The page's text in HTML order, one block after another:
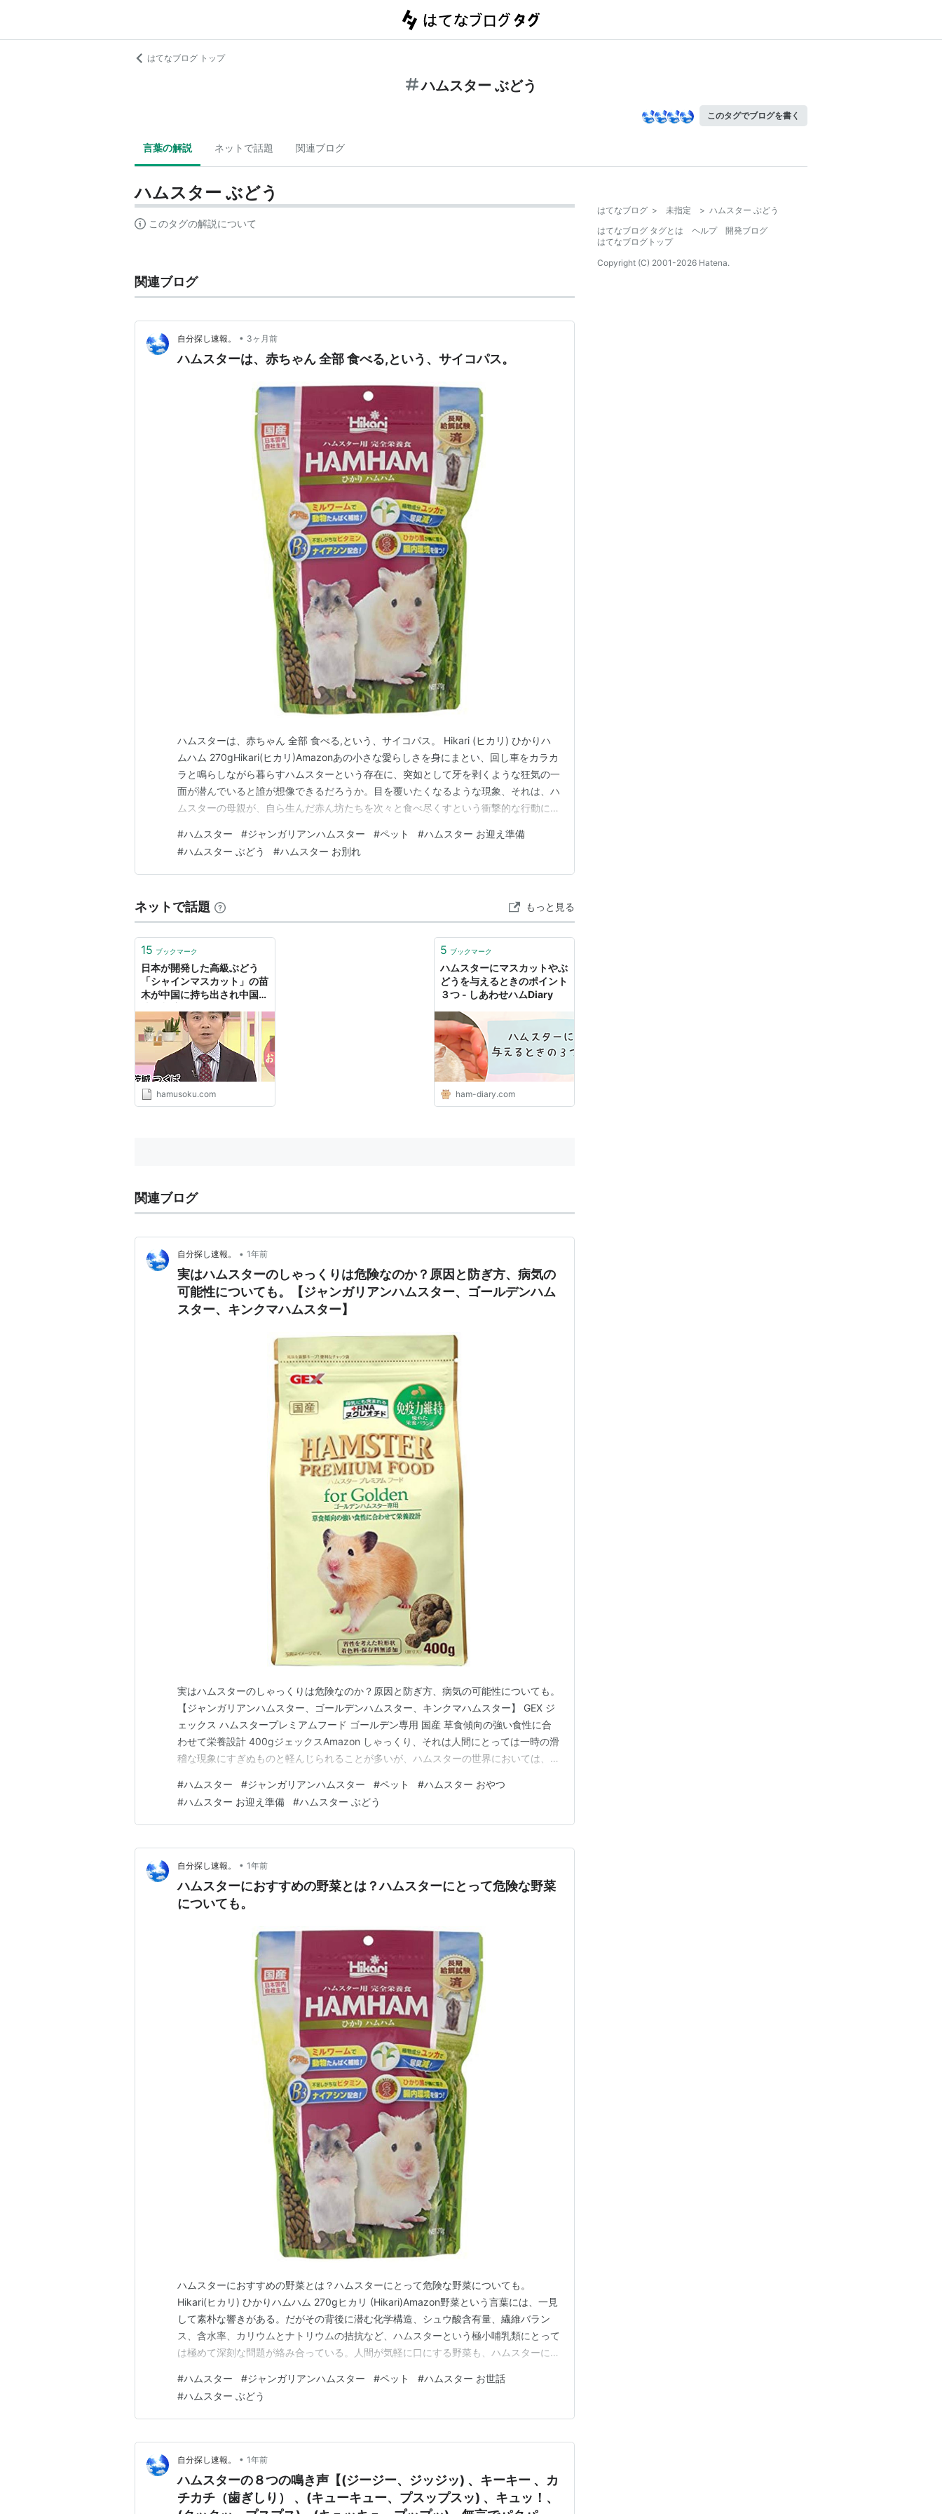
はてなブログ トップ
ハムスター ぶどう
このタグでブログを書く
言葉の解説 ネットで話題 関連ブログ
ハムスター ぶどう
このタグの解説について
関連ブログ
自分探し速報。 • 3ヶ月前
ハムスターは、赤ちゃん 全部 食べる,という、サイコパス。
ハムスターは、赤ちゃん 全部 食べる,という、サイコパス。 Hikari (ヒカリ) ひかりハ
ムハム 270gHikari(ヒカリ)Amazonあの小さな愛らしさを身にまとい、回し車をカラカ
ラと鳴らしながら暮らすハムスターという存在に、突如として牙を剥くような狂気の一
面が潜んでいると誰が想像できるだろうか。目を覆いたくなるような現象、それは、ハ
ムスターの母親が、自ら生んだ赤ん坊たちを次々と食べ尽くすという衝撃的な行動に他
のように静かに淡々と行うその姿には、観察者の倫理観すら凍りつかせる冷徹な空気が
漂っている。サイコパ…
#ハムスター #ジャンガリアンハムスター #ペット #ハムスター お迎え準備
#ハムスター ぶどう #ハムスター お別れ
ネットで話題 もっと見る
15 ブックマーク
日本が開発した高級ぶどう
「シャインマスカット」の苗
木が中国に持ち出され中国各
しまう:ハムスター速報
hamusoku.com
5 ブックマーク
ハムスターにマスカットやぶ
どうを与えるときのポイント
３つ - しあわせハムDiary
ham-diary.com
関連ブログ
自分探し速報。 • 1年前
実はハムスターのしゃっくりは危険なのか？原因と防ぎ方、病気の
可能性についても。【ジャンガリアンハムスター、ゴールデンハム
スター、キンクマハムスター】
実はハムスターのしゃっくりは危険なのか？原因と防ぎ方、病気の可能性についても。
【ジャンガリアンハムスター、ゴールデンハムスター、キンクマハムスター】 GEX ジ
ェックス ハムスタープレミアムフード ゴールデン専用 国産 草食傾向の強い食性に合
わせて栄養設計 400gジェックスAmazon しゃっくり、それは人間にとっては一時の滑
稽な現象にすぎぬものと軽んじられることが多いが、ハムスターの世界においては、そ
ルデンハムスター、キンクマハムスターのいずれも、このしゃっくりらしき挙動を示す
ことがあるが、真にそれがしゃっくりか…
#ハムスター #ジャンガリアンハムスター #ペット #ハムスター おやつ
#ハムスター お迎え準備 #ハムスター ぶどう
自分探し速報。 • 1年前
ハムスターにおすすめの野菜とは？ハムスターにとって危険な野菜
についても。
ハムスターにおすすめの野菜とは？ハムスターにとって危険な野菜についても。
Hikari(ヒカリ) ひかりハムハム 270gヒカリ (Hikari)Amazon野菜という言葉には、一見
して素朴な響きがある。だがその背後に潜む化学構造、シュウ酸含有量、繊維バラン
ス、含水率、カリウムとナトリウムの拮抗など、ハムスターという極小哺乳類にとって
は極めて深刻な問題が絡み合っている。人間が気軽に口にする野菜も、ハムスターにと
て異なるかを如実に示している。まず探求すべきは、「おすすめ」の野菜とはなにかと
いう問いそのものの根底にある意…
#ハムスター #ジャンガリアンハムスター #ペット #ハムスター お世話
#ハムスター ぶどう
自分探し速報。 • 1年前
ハムスターの８つの鳴き声【(ジージー、ジッジッ) 、キーキー 、カ
チカチ（歯ぎしり） 、(キューキュー、プスップスッ) 、キュッ！、
はてなブログ > 未指定 > ハムスター ぶどう
はてなブログ タグとは
ヘルプ
開発ブログ
はてなブログトップ
Copyright (C) 2001-2026 Hatena.